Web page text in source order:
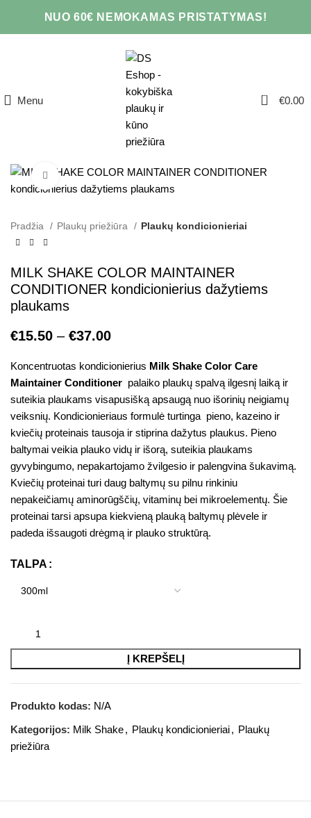
NUO 60€ NEMOKAMAS PRISTATYMAS!
Menu 0 €0.00
Click to enlarge
Pradžia Plaukų priežiūra Plaukų kondicionieriai
MILK SHAKE COLOR MAINTAINER
CONDITIONER kondicionierius dažytiems
plaukams
€15.50 – €37.00
Koncentruotas kondicionierius Milk Shake Color Care
Maintainer Conditioner palaiko plaukų spalvą ilgesnį laiką ir
suteikia plaukams visapusišką apsaugą nuo išorinių neigiamų
veiksnių. Kondicionieriaus formulė turtinga pieno, kazeino ir
kviečių proteinais tausoja ir stiprina dažytus plaukus. Pieno
baltymai veikia plauko vidų ir išorą, suteikia plaukams
gyvybingumo, nepakartojamo žvilgesio ir palengvina šukavimą.
Kviečių proteinai turi daug baltymų su pilnu rinkiniu
nepakeičiamų aminorūgščių, vitaminų bei mikroelementų. Šie
proteinai tarsi apsupa kiekvieną plauką baltymų plėvele ir
padeda išsaugoti drėgmą ir plauko struktūrą.
TALPA
Į KREPŠELĮ
Produkto kodas: N/A
Kategorijos: Milk Shake, Plaukų kondicionieriai, Plaukų
priežiūra